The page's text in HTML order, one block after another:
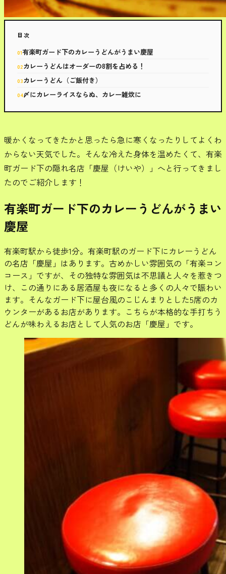
目次
有楽町ガード下のカレーうどんがうまい慶屋
カレーうどんはオーダーの8割を占める！
カレーうどん（ご飯付き）
〆にカレーライスならぬ、カレー雑炊に
暖かくなってきたかと思ったら急に寒くなったりしてよくわ
からない天気でした。そんな冷えた身体を温めたくて、有楽
町ガード下の隠れ名店「慶屋（けいや）」へと行ってきまし
たのでご紹介します！
有楽町ガード下のカレーうどんがうまい
慶屋
有楽町駅から徒歩1分。有楽町駅のガード下にカレーうどん
の名店「慶屋」はあります。古めかしい雰囲気の「有楽コン
コース」ですが、その独特な雰囲気は不思議と人々を惹きつ
け、この通りにある居酒屋も夜になると多くの人々で賑わい
ます。そんなガード下に屋台風のこじんまりとした5席のカ
ウンターがあるお店があります。こちらが本格的な手打ちう
どんが味わえるお店として人気のお店「慶屋」です。